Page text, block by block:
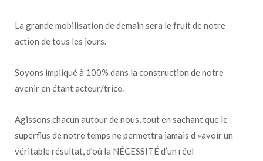
La grande mobilisation de demain sera le fruit de notre
action de tous les jours.
Soyons impliqué à 100% dans la construction de notre
avenir en étant acteur/trice.
Agissons chacun autour de nous, tout en sachant que le
superflus de notre temps ne permettra jamais d »avoir un
véritable résultat, d’où la NÉCESSITÉ d’un réel